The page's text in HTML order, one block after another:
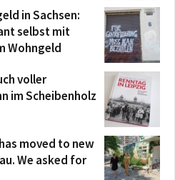
in Sachsen:
selbst mit
Wohngeld
voller
im Scheibenholz
moved to new
We asked for